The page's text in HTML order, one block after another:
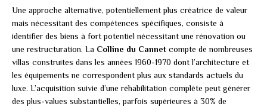
Une approche alternative, potentiellement plus créatrice de valeur
mais nécessitant des compétences spécifiques, consiste à
identifier des biens à fort potentiel nécessitant une rénovation ou
une restructuration. La Colline du Cannet compte de nombreuses
villas construites dans les années 1960-1970 dont l’architecture et
les équipements ne correspondent plus aux standards actuels du
luxe. L’acquisition suivie d’une réhabilitation complète peut générer
des plus-values substantielles, parfois supérieures à 30% de